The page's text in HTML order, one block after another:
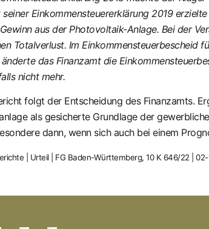
Einkommensteuererklärung 2019
aus der Photovoltaik-Anlage. Bei der
Totalverlust. Im Einkommensteuerbescheid
das Finanzamt die
nicht mehr.
folgt der Entscheidung des Finanzamts.
als gesicherte Grundlage der
dann, wenn sich auch bei einem
| Urteil | FG Baden-Württemberg, 10 K 646/22 | 02-